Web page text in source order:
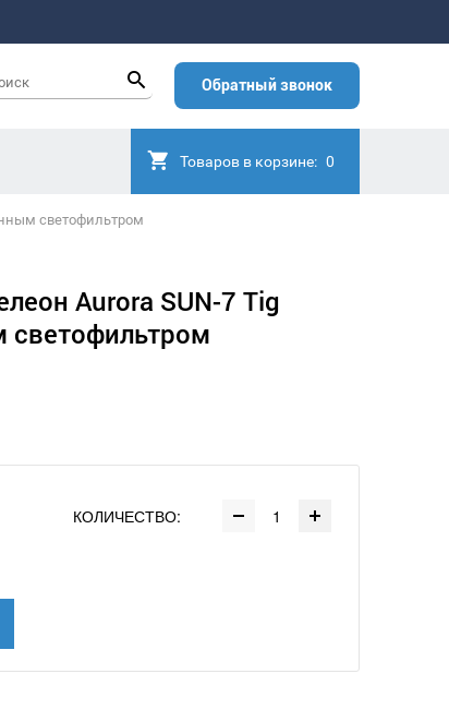
Обратный звонок
Товаров в корзине: 0
светофильтром
Aurora SUN-7 Tig
светофильтром
КОЛИЧЕСТВО: